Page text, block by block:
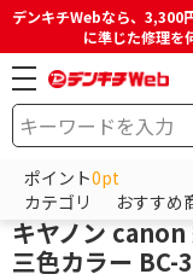
デンキチWebなら、3,300
に準じた修理を
ポイント0pt
カテゴリ
おすすめ
HOME 商品一覧ペ
キヤノン
キヤノン canon
三色カラー BC-